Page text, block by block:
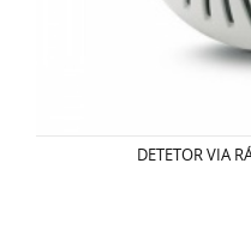
DETETOR VIA